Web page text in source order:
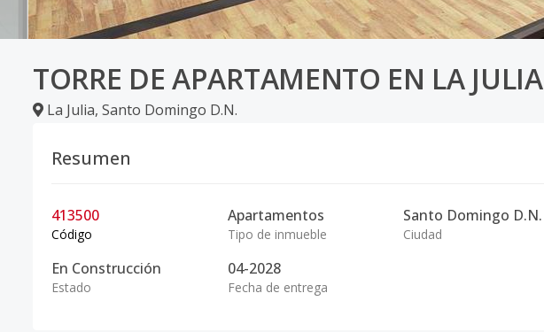
TORRE DE APARTAMENTO EN LA JULIA
La Julia, Santo Domingo D.N.
Resumen
413500
Código
Apartamentos
Tipo de inmueble
Santo Domingo D.N.
Ciudad
En Construcción
Estado
04-2028
Fecha de entrega